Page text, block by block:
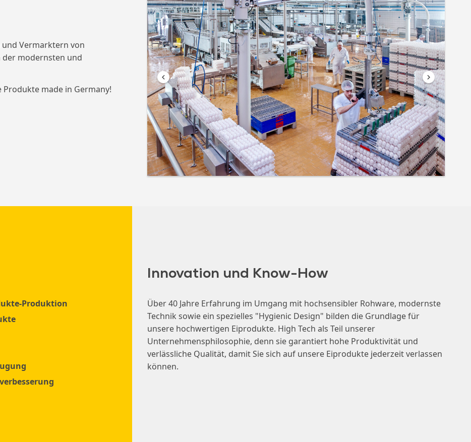
und Vermarktern von
modernsten und
made in Germany!
Produktion
Innovation und Know-How
Über 40 Jahre Erfahrung im Umgang mit hochsensibler Rohware, modernste
Technik sowie ein spezielles "Hygienic Design" bilden die Grundlage für
unsere hochwertigen Eiprodukte. High Tech als Teil unserer
Unternehmensphilosophie, denn sie garantiert hohe Produktivität und
verlässliche Qualität, damit Sie sich auf unsere Eiprodukte jederzeit verlassen
können.